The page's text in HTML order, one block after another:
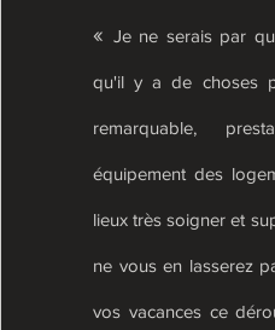
« Je ne serais par
qu'il y a de choses
remarquable,
équipement des
lieux très soigner et
ne vous en lasserez
vos vacances ce